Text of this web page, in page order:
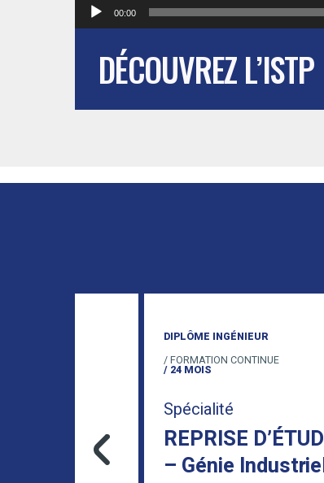
DÉCOUVREZ L’ISTP
00:00
DIPLÔME INGÉNIEUR
/ FORMATION CONTINUE
/ 24 MOIS
Spécialité
REPRISE D’ÉTUDES
– Génie Industriel